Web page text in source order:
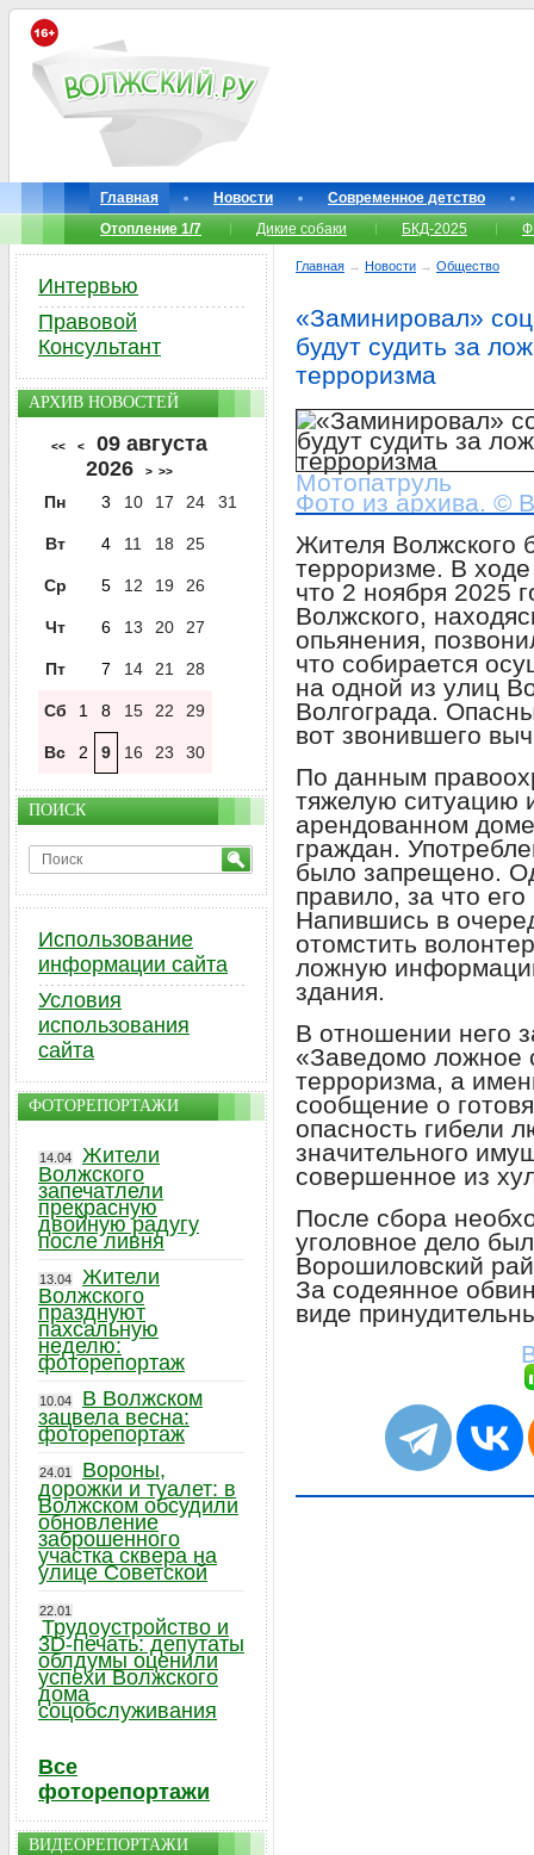
Главная Новости
Современное детство
Отопление 1/7
Дикие собаки БКД-2025
Главная → Новости → Общество
«Заминировал»
будут судить за
терроризма
Мотопатруль
Фото из архива. ©
Жителя Волжского
терроризме. В
что 2 ноября 2025
Волжского,
опьянения,
что собирается
на одной из улиц
Волгограда.
вот звонившего
По данным
тяжелую ситуацию
арендованном
граждан.
было запрещено.
правило, за что
Напившись в
отомстить
ложную
здания.
В отношении него
«Заведомо ложное
терроризма, а
сообщение о
опасность гибели
значительного
совершенное из
После сбора
уголовное дело
Ворошиловский
За содеянное
виде
Интервью
Правовой
Консультант
АРХИВ НОВОСТЕЙ
<< <
09 августа
2026
> >>
Пн 3 10 17 24 31
Вт 4 11 18 25
Ср 5 12 19 26
Чт 6 13 20 27
Пт 7 14 21 28
Сб 1 8 15 22 29
Вс 2 9 16 23 30
ПОИСК
Использование
информации сайта
Условия
использования
сайта
ФОТОРЕПОРТАЖИ
14.04
Жители
Волжского
запечатлели
прекрасную
двойную радугу
после ливня
13.04
Жители
Волжского
празднуют
пахсальную
неделю:
фоторепортаж
10.04
В Волжском
зацвела весна:
фоторепортаж
24.01
Вороны,
дорожки и туалет: в
Волжском обсудили
обновление
заброшенного
участка сквера на
улице Советской
22.01
Трудоустройство и
3D-печать: депутаты
облдумы оценили
успехи Волжского
дома
соцобслуживания
Все
фоторепортажи
ВИДЕОРЕПОРТАЖИ